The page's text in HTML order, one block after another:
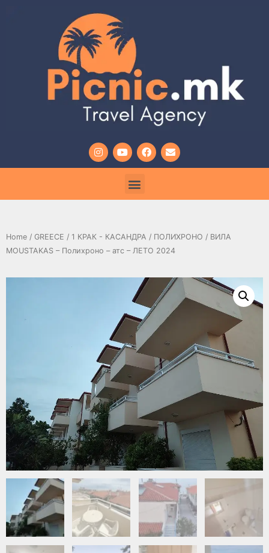
Home / GREECE / 1 КРАК - КАСАНДРА / ПОЛИХРОНО / ВИЛА
MOUSTAKAS – Полихроно – атс – ЛЕТО 2024